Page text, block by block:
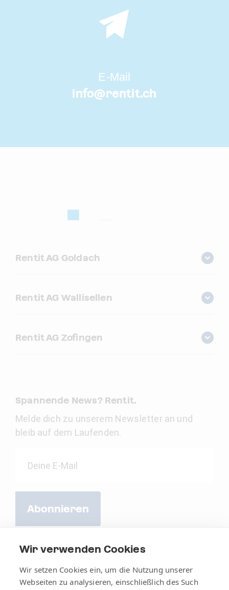
Wir verwenden Cookies
Wir setzen Cookies ein, um die Nutzung unserer
Webseiten zu analysieren, einschließlich des Such
E-Mail
info@rentit.ch
Rentit AG Goldach
Rentit AG Wallisellen
Rentit AG Zofingen
Spannende News? Rentit.
Melde dich zu unserem Newsletter an und
bleib auf dem Laufenden.
Abonnieren